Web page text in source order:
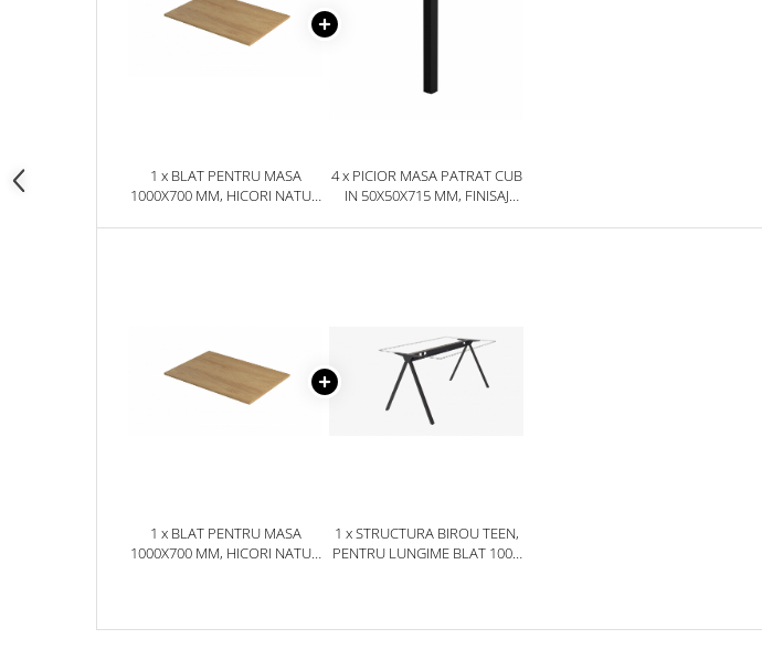
1 x BLAT PENTRU MASA
1000X700 MM, HICORI NATUR
4 x PICIOR MASA PATRAT CUB
IN 50X50X715 MM, FINISAJ
1 x BLAT PENTRU MASA
1000X700 MM, HICORI NATUR
1 x STRUCTURA BIROU TEEN,
PENTRU LUNGIME BLAT 1000